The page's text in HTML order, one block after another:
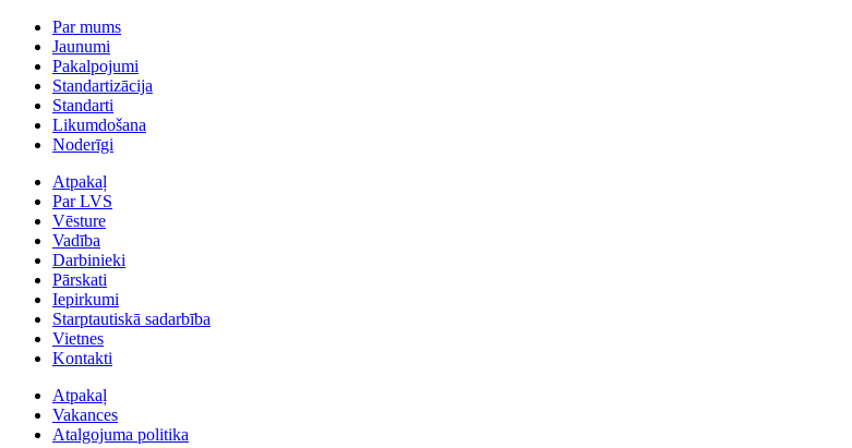
Par mums
Jaunumi
Pakalpojumi
Standartizācija
Standarti
Likumdošana
Noderīgi
Atpakaļ
Par LVS
Vēsture
Vadība
Darbinieki
Pārskati
Iepirkumi
Starptautiskā sadarbība
Vietnes
Kontakti
Atpakaļ
Vakances
Atalgojuma politika